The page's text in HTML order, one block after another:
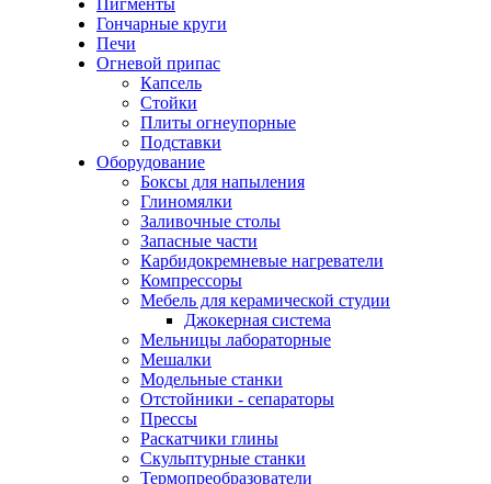
Пигменты
Гончарные круги
Печи
Огневой припас
Капсель
Стойки
Плиты огнеупорные
Подставки
Оборудование
Боксы для напыления
Глиномялки
Заливочные столы
Запасные части
Карбидокремневые нагреватели
Компрессоры
Мебель для керамической студии
Джокерная система
Мельницы лабораторные
Мешалки
Модельные станки
Отстойники - сепараторы
Прессы
Раскатчики глины
Скульптурные станки
Термопреобразователи